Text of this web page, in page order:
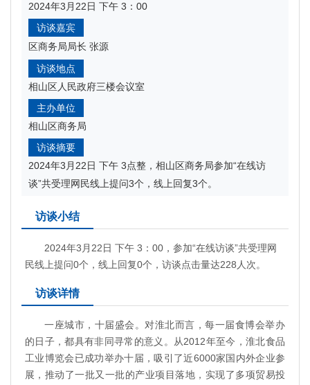
2024年3月22日 下午 3：00
访谈嘉宾
区商务局局长 张源
访谈地点
相山区人民政府三楼会议室
主办单位
相山区商务局
访谈摘要
2024年3月22日 下午 3点整，相山区商务局参加“在线访
谈”共受理网民线上提问3个，线上回复3个。
访谈小结
2024年3月22日 下午 3：00，参加“在线访谈”共受理网
民线上提问0个，线上回复0个，访谈点击量达228人次。
访谈详情
一座城市，十届盛会。对淮北而言，每一届食博会举办
的日子，都具有非同寻常的意义。从2012年至今，淮北食品
工业博览会已成功举办十届，吸引了近6000家国内外企业参
展，推动了一批又一批的产业项目落地，实现了多项贸易投